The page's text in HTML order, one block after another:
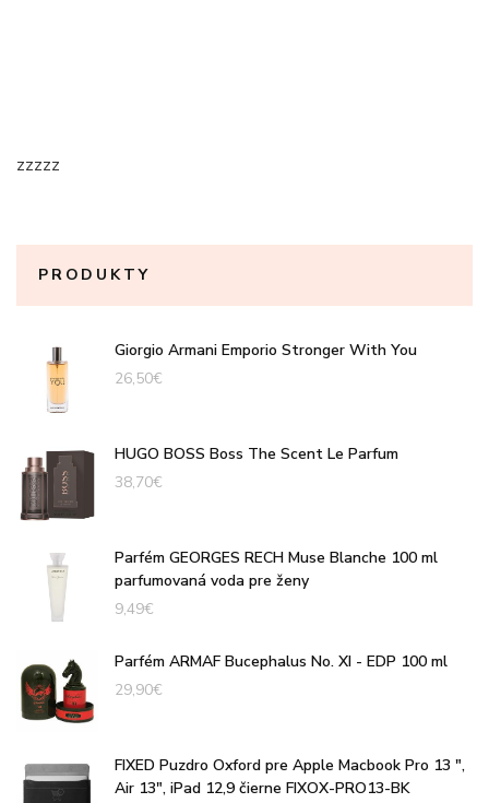
zzzzz
PRODUKTY
Giorgio Armani Emporio Stronger With You
26,50€
HUGO BOSS Boss The Scent Le Parfum
38,70€
Parfém GEORGES RECH Muse Blanche 100 ml
parfumovaná voda pre ženy
9,49€
Parfém ARMAF Bucephalus No. XI - EDP 100 ml
29,90€
FIXED Puzdro Oxford pre Apple Macbook Pro 13 ",
Air 13", iPad 12,9 čierne FIXOX-PRO13-BK